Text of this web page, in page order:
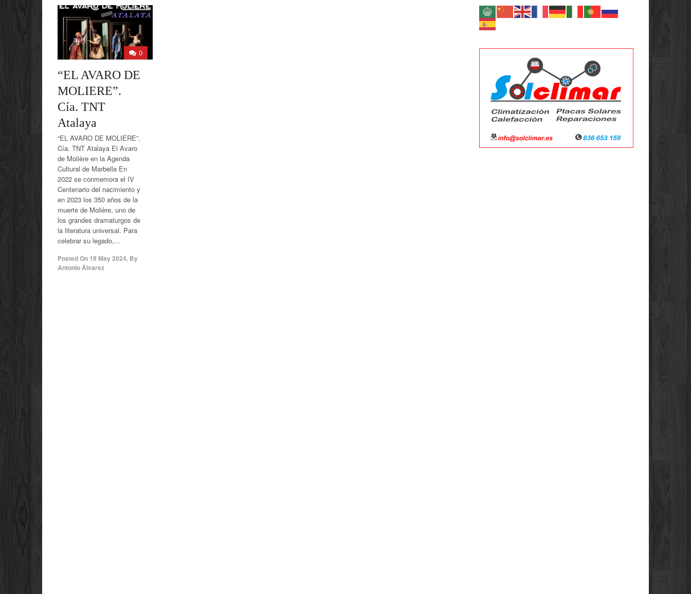
0
“EL AVARO DE
MOLIERE”.
Cía. TNT
Atalaya
“EL AVARO DE MOLIERE”.
Cía. TNT Atalaya El Avaro
de Molière en la Agenda
Cultural de Marbella En
2022 se conmemora el IV
Centenario del nacimiento y
en 2023 los 350 años de la
muerte de Molière, uno de
los grandes dramaturgos de
la literatura universal. Para
celebrar su legado,...
Posted On 19 May 2024, By
Antonio Álvarez